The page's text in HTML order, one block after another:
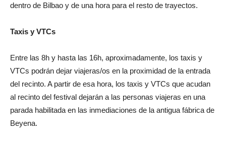
dentro de Bilbao y de una hora para el resto de trayectos.
Taxis y VTCs
Entre las 8h y hasta las 16h, aproximadamente, los taxis y
VTCs podrán dejar viajeras/os en la proximidad de la entrada
del recinto. A partir de esa hora, los taxis y VTCs que acudan
al recinto del festival dejarán a las personas viajeras en una
parada habilitada en las inmediaciones de la antigua fábrica de
Beyena.